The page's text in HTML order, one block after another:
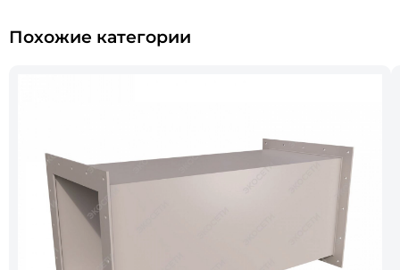
Похожие категории